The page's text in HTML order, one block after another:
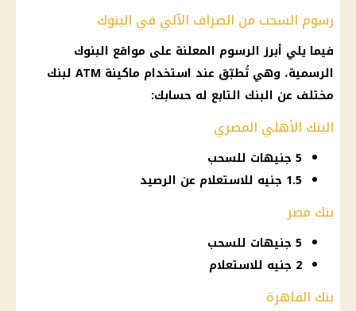
رسوم السحب من الصراف الآلي في البنوك
فيما يلي أبرز الرسوم المعلنة على مواقع البنوك
الرسمية، وهي تُطبّق عند استخدام ماكينة ATM لبنك
مختلف عن البنك التابع له حسابك:
البنك الأهلي المصري
5 جنيهات للسحب
1.5 جنيه للاستعلام عن الرصيد
بنك مصر
5 جنيهات للسحب
2 جنيه للاستعلام
بنك القاهرة